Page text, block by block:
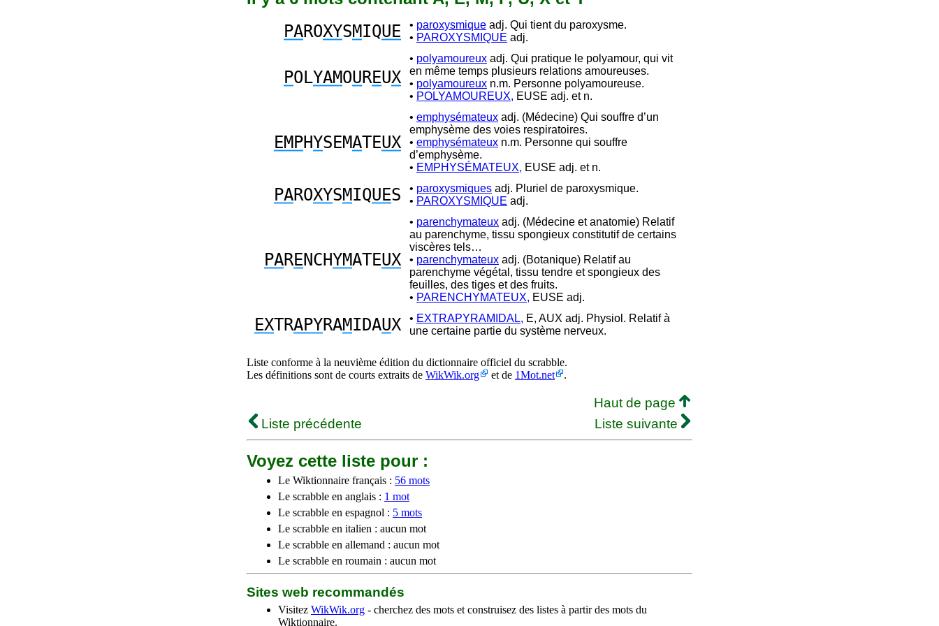
PAROXYSMIQUE • paroxysmique adj. Qui tient du paroxysme.
• PAROXYSMIQUE adj.
POLYAMOUREUX
• polyamoureux adj. Qui pratique le polyamour, qui vit
en même temps plusieurs relations amoureuses.
• polyamoureux n.m. Personne polyamoureuse.
• POLYAMOUREUX, EUSE adj. et n.
EMPHYSEMATEUX
• emphysémateux adj. (Médecine) Qui souffre d’un
emphysème des voies respiratoires.
• emphysémateux n.m. Personne qui souffre
d’emphysème.
• EMPHYSÉMATEUX, EUSE adj. et n.
PAROXYSMIQUES • paroxysmiques adj. Pluriel de paroxysmique.
• PAROXYSMIQUE adj.
PARENCHYMATEUX
• parenchymateux adj. (Médecine et anatomie) Relatif
au parenchyme, tissu spongieux constitutif de certains
viscères tels…
• parenchymateux adj. (Botanique) Relatif au
parenchyme végétal, tissu tendre et spongieux des
feuilles, des tiges et des fruits.
• PARENCHYMATEUX, EUSE adj.
EXTRAPYRAMIDAUX • EXTRAPYRAMIDAL, E, AUX adj. Physiol. Relatif à
une certaine partie du système nerveux.
Liste conforme à la neuvième édition du dictionnaire officiel du scrabble.
Les définitions sont de courts extraits de WikWik.org et de 1Mot.net .
Haut de page
Liste précédente
Liste suivante
Voyez cette liste pour :
Le Wiktionnaire français : 56 mots
Le scrabble en anglais : 1 mot
Le scrabble en espagnol : 5 mots
Le scrabble en italien : aucun mot
Le scrabble en allemand : aucun mot
Le scrabble en roumain : aucun mot
Sites web recommandés
Visitez WikWik.org - cherchez des mots et construisez des listes à partir des mots du
Wiktionnaire.